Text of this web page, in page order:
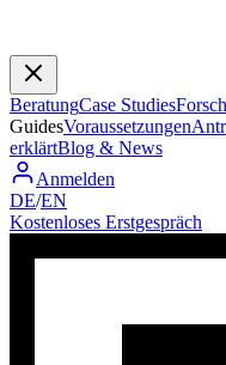
BeratungCase Studies
GuidesVoraussetzungen
erklärtBlog & News
Anmelden
DE/EN
Kostenloses Erstgespräch